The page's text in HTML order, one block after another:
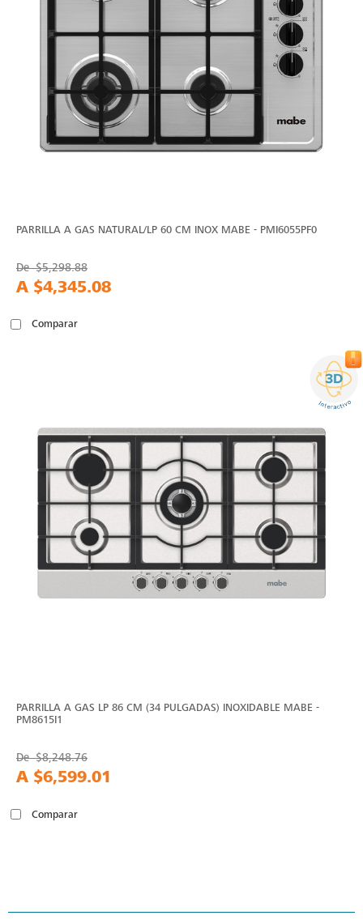
PARRILLA A GAS NATURAL/LP 60 CM INOX MABE - PMI6055PF0
De$5,298.88
A $4,345.08
Comparar
PARRILLA A GAS LP 86 CM (34 PULGADAS) INOXIDABLE MABE -
PM8615I1
De$8,248.76
A $6,599.01
Comparar